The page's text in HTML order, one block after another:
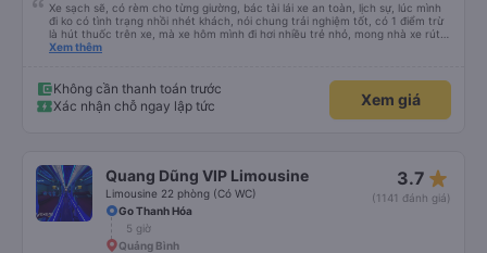
Xe sạch sẽ, có rèm cho từng giường, bác tài lái xe an toàn, lịch sự, lúc mình
đi ko có tình trạng nhồi nhét khách, nói chung trải nghiệm tốt, có 1 điểm trừ
là hút thuốc trên xe, mà xe hôm mình đi hơi nhiều trẻ nhỏ, mong nhà xe rút
kinh nghiệm khi đọc đc bình luận này
Xem thêm
Không cần thanh toán trước
Xác nhận chỗ ngay lập tức
Xem giá
Quang Dũng VIP Limousine
Limousine 22 phòng (Có WC)
3.7 star_rate
(1141 đánh giá)
Go Thanh Hóa
5 giờ
Quảng Bình